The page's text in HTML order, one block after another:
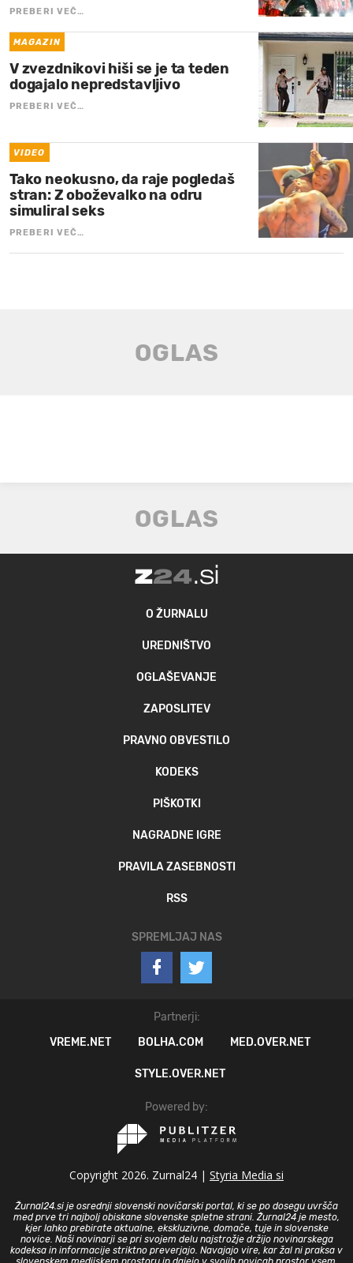
PREBERI VEČ…
MAGAZIN
V zvezdnikovi hiši se je ta teden
dogajalo nepredstavljivo
PREBERI VEČ…
VIDEO
Tako neokusno, da raje pogledaš
stran: Z oboževalko na odru
simuliral seks
PREBERI VEČ…
O ŽURNALU
UREDNIŠTVO
OGLAŠEVANJE
ZAPOSLITEV
PRAVNO OBVESTILO
KODEKS
PIŠKOTKI
NAGRADNE IGRE
PRAVILA ZASEBNOSTI
RSS
SPREMLJAJ NAS
Partnerji:
VREME.NET
BOLHA.COM MED.OVER.NET
STYLE.OVER.NET
Powered by:
Copyright 2026. Zurnal24 | Styria Media si
Žurnal24.si je osrednji slovenski novičarski portal, ki se po dosegu uvršča
med prve tri najbolj obiskane slovenske spletne strani. Žurnal24 je mesto,
kjer lahko prebirate aktualne, ekskluzivne, domače, tuje in slovenske
novice. Naši novinarji se pri svojem delu najstrožje držijo novinarskega
kodeksa in informacije striktno preverjajo. Navajajo vire, kar žal ni praksa v